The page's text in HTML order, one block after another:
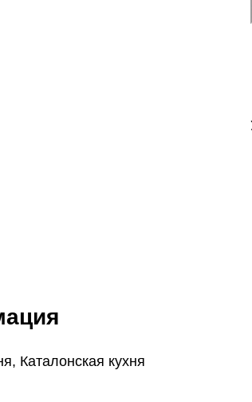
Каталонская кухня